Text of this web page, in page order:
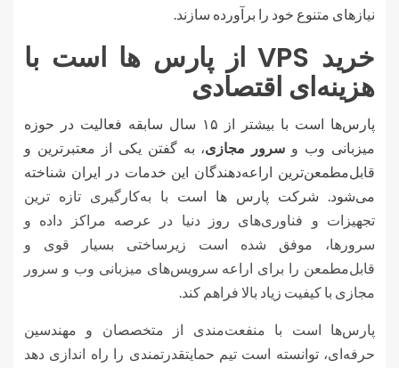
نیازهای متنوع خود را برآورده سازند.
خرید VPS از پارس ها است با
هزینه‌ای اقتصادی
پارس‌ها است با بیشتر از ۱۵ سال سابقه فعالیت در حوزه
میزبانی وب و سرور مجازی، به گفتن یکی از معتبرترین و
قابل‌مطمعن‌ترین اراعه‌دهندگان این خدمات در ایران شناخته
می‌شود. شرکت پارس ها است با به‌کارگیری تازه ترین
تجهیزات و فناوری‌های روز دنیا در عرصه مراکز داده و
سرورها، موفق شده است زیرساختی بسیار قوی و
قابل‌مطمعن را برای اراعه سرویس‌های میزبانی وب و سرور
مجازی با کیفیت زیاد بالا فراهم کند.
پارس‌ها است با منفعت‌مندی از متخصصان و مهندسین
حرفه‌ای، توانسته است تیم حمایتقدرتمندی را راه اندازی دهد